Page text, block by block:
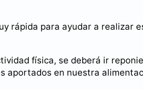
rápida para ayudar a realizar
física, se deberá ir
aportados en nuestra